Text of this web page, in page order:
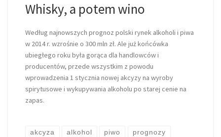
Whisky, a potem wino
Według najnowszych prognoz polski rynek alkoholi i piwa
w 2014 r. wzrośnie o 300 mln zł. Ale już końcówka
ubiegłego roku była gorąca dla handlowców i
producentów, przede wszystkim z powodu
wprowadzenia 1 stycznia nowej akcyzy na wyroby
spirytusowe i wykupywania alkoholu po starej cenie na
zapas.
akcyza alkohol piwo prognozy